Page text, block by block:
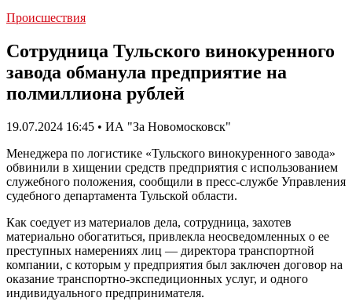
Происшествия
Сотрудница Тульского винокуренного
завода обманула предприятие на
полмиллиона рублей
19.07.2024 16:45 • ИА "За Новомосковск"
Менеджера по логистике «Тульского винокуренного завода»
обвинили в хищении средств предприятия с использованием
служебного положения, сообщили в пресс-службе Управления
судебного департамента Тульской области.
Как соедует из материалов дела, сотрудница, захотев
материально обогатиться, привлекла неосведомленных о ее
преступных намерениях лиц — директора транспортной
компании, с которым у предприятия был заключен договор на
оказание транспортно-экспедиционных услуг, и одного
индивидуального предпринимателя.